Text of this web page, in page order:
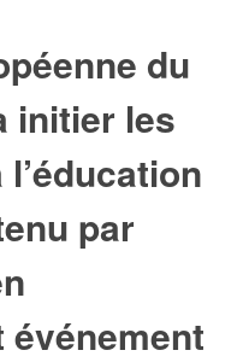
du
initier les
l’éducation
par
événement